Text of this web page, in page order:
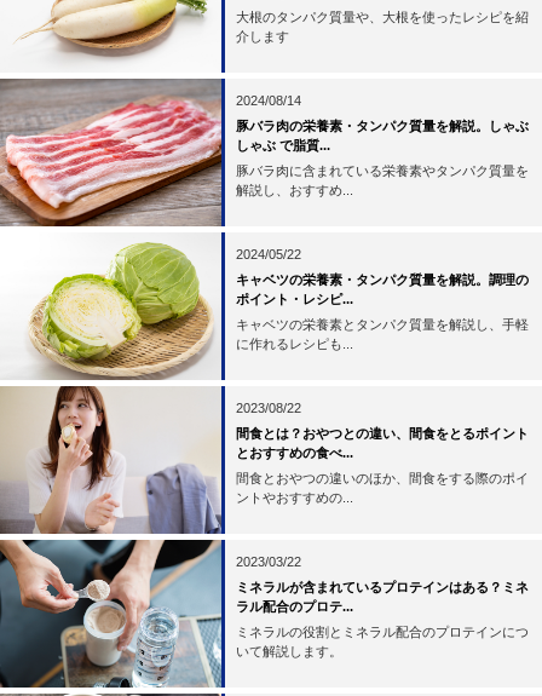
大根のタンパク質量や、大根を使ったレシピを紹
介します
2024/08/14
豚バラ肉の栄養素・タンパク質量を解説。しゃぶ
しゃぶ で脂質...
豚バラ肉に含まれている栄養素やタンパク質量を
解説し、おすすめ...
2024/05/22
キャベツの栄養素・タンパク質量を解説。調理の
ポイント・レシピ...
キャベツの栄養素とタンパク質量を解説し、手軽
に作れるレシピも...
2023/08/22
間食とは？おやつとの違い、間食をとるポイント
とおすすめの食べ...
間食とおやつの違いのほか、間食をする際のポイ
ントやおすすめの...
2023/03/22
ミネラルが含まれているプロテインはある？ミネ
ラル配合のプロテ...
ミネラルの役割とミネラル配合のプロテインにつ
いて解説します。